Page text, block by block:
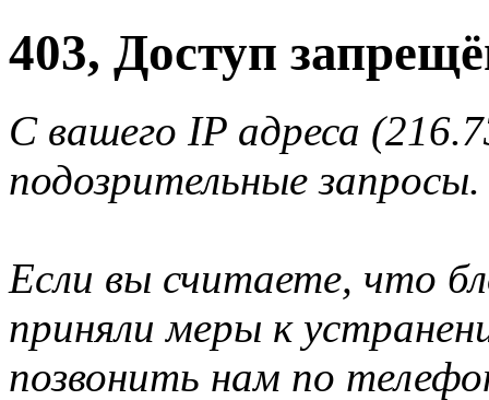
403, Доступ
С вашего IP адреса
подозрительные запросы.
Если вы считаете, что
приняли меры к
позвонить нам по